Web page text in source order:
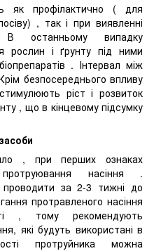
як профілактично ( для
, так і при виявленні
останньому випадку
рослин і ґрунту під ними
. Інтервал між
безпосереднього впливу
ріст і розвиток
, що в кінцевому підсумку
, при перших ознаках
насіння .
за 2-3 тижні до
протравленого насіння
, тому рекомендують
які будуть використані в
протруйника можна